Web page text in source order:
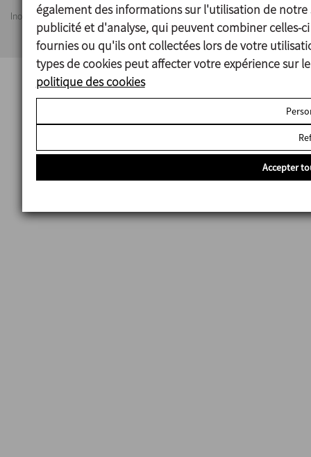
Inoxpa se réserve le droit de modifier tout matériau ou caractéristique sans
préavis. Photos non contractuelles. All Rights Reserved
également des informations sur l'utilisation de notre
publicité et d'analyse, qui peuvent combiner celles-
fournies ou qu'ils ont collectées lors de votre
types de cookies peut affecter votre expérience sur
politique des cookies
Accepter